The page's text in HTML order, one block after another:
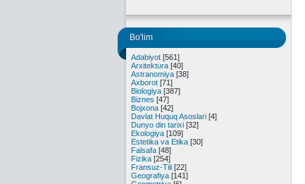
Bo'lim
Adabiyot [561]
Arxitektura [40]
Astranomiya [38]
Axborot [71]
Biologiya [387]
Biznes [47]
Bojxona [42]
Davlat Huquq Asoslari [4]
Dunyo din tarixi [32]
Ekologiya [109]
Estetika va Etika [30]
Falsafa [48]
Fizika [254]
Fransuz-Tili [22]
Geografiya [141]